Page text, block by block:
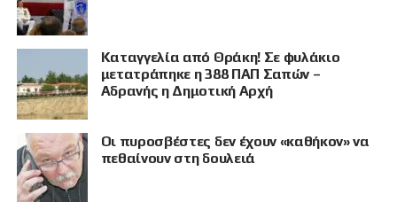
Καταγγελία από Θράκη! Σε φυλάκιο
μετατράπηκε η 388 ΠΑΠ Σαπών –
Αδρανής η Δημοτική Αρχή
Οι πυροσβέστες δεν έχουν «καθήκον» να
πεθαίνουν στη δουλειά